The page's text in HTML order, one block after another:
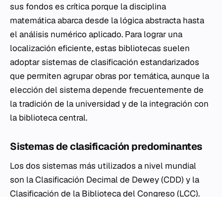
sus fondos es crítica porque la disciplina
matemática abarca desde la lógica abstracta hasta
el análisis numérico aplicado. Para lograr una
localización eficiente, estas bibliotecas suelen
adoptar sistemas de clasificación estandarizados
que permiten agrupar obras por temática, aunque la
elección del sistema depende frecuentemente de
la tradición de la universidad y de la integración con
la biblioteca central.
Sistemas de clasificación predominantes
Los dos sistemas más utilizados a nivel mundial
son la Clasificación Decimal de Dewey (CDD) y la
Clasificación de la Biblioteca del Congreso (LCC).